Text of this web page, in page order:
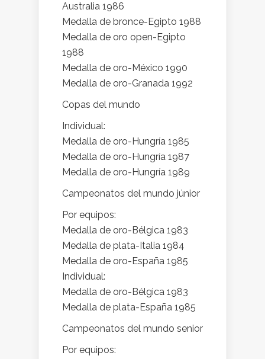
Australia 1986
Medalla de bronce-Egipto 1988
Medalla de oro open-Egipto
1988
Medalla de oro-México 1990
Medalla de oro-Granada 1992
Copas del mundo
Individual:
Medalla de oro-Hungría 1985
Medalla de oro-Hungría 1987
Medalla de oro-Hungría 1989
Campeonatos del mundo júnior
Por equipos:
Medalla de oro-Bélgica 1983
Medalla de plata-Italia 1984
Medalla de oro-España 1985
Individual:
Medalla de oro-Bélgica 1983
Medalla de plata-España 1985
Campeonatos del mundo senior
Por equipos: